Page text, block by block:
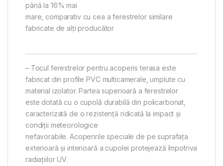
până la 16% mai
mare, comparativ cu cea a ferestrelor similare
fabricate de alţi producător
– Tocul ferestrelor pentru acoperis terasa este
fabricat din profile PVC multicamerale, umplute cu
material izolator. Partea superioară a ferestrelor
este dotată cu o cupolă durabilă din policarbonat,
caracterizată de o rezistență ridicată la impact și
condiții meteorologice
nefavorabile. Acoperirile speciale de pe suprafața
exterioară și interioară a cupolei protejează împotriva
radiațiilor UV.